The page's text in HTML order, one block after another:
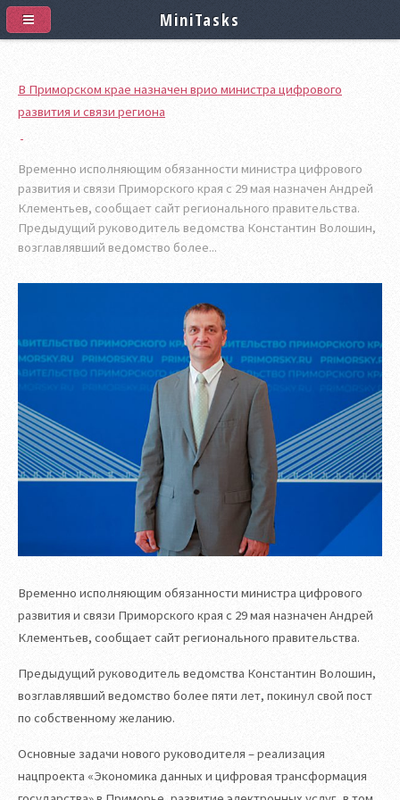
В Приморском крае назначен врио министра цифрового
развития и связи региона
Временно исполняющим обязанности министра цифрового
развития и связи Приморского края с 29 мая назначен Андрей
Клементьев, сообщает сайт регионального правительства.
Предыдущий руководитель ведомства Константин Волошин,
возглавлявший ведомство более...
Временно исполняющим обязанности министра цифрового
развития и связи Приморского края с 29 мая назначен Андрей
Клементьев, сообщает сайт регионального правительства.
Предыдущий руководитель ведомства Константин Волошин,
возглавлявший ведомство более пяти лет, покинул свой пост
по собственному желанию.
Основные задачи нового руководителя – реализация
нацпроекта «Экономика данных и цифровая трансформация
MiniTasks